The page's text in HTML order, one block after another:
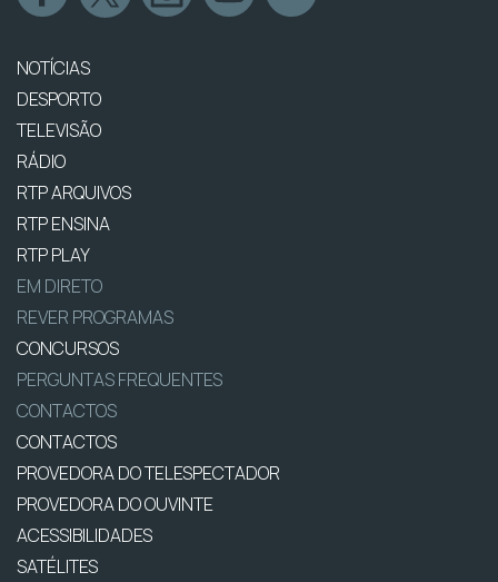
NOTÍCIAS
DESPORTO
TELEVISÃO
RÁDIO
RTP ARQUIVOS
RTP ENSINA
RTP PLAY
EM DIRETO
REVER PROGRAMAS
CONCURSOS
PERGUNTAS FREQUENTES
CONTACTOS
CONTACTOS
PROVEDORA DO TELESPECTADOR
PROVEDORA DO OUVINTE
ACESSIBILIDADES
SATÉLITES